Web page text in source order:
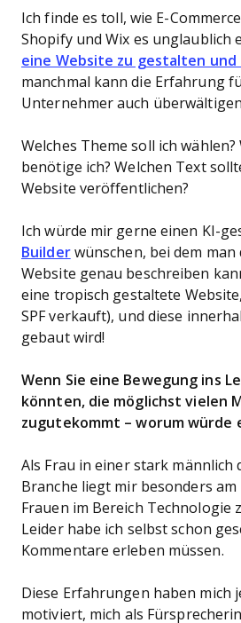
Ich finde es toll, wie E-
Shopify und Wix es unglaublich
eine Website zu gestalten
manchmal kann die Erfahrung
Unternehmer auch
Welches Theme soll ich wählen?
benötige ich? Welchen Text
Website veröffentlichen?
Ich würde mir gerne einen KI-
Builderwünschen, bei dem man
Website genau beschreiben
eine tropisch gestaltete
SPF verkauft), und diese
gebaut wird!
Wenn Sie eine Bewegung ins
könnten, die möglichst vielen
zugutekommt – worum würde
Als Frau in einer stark männlich
Branche liegt mir besonders
Frauen im Bereich Technologie
Leider habe ich selbst schon
Kommentare erleben müssen.
Diese Erfahrungen haben mich
motiviert, mich als